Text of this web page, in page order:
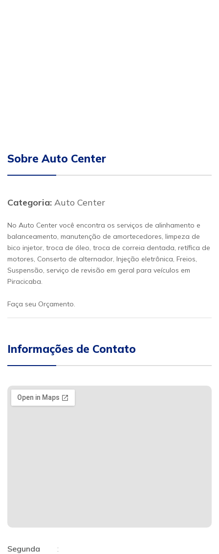
Sobre Auto Center
Categoria: Auto Center
No Auto Center você encontra os serviços de alinhamento e
balanceamento, manutenção de amortecedores, limpeza de
bico injetor, troca de óleo, troca de correia dentada, retífica de
motores, Conserto de alternador, Injeção eletrônica, Freios,
Suspensão, serviço de revisão em geral para veículos em
Piracicaba.
Faça seu Orçamento.
Informações de Contato
Segunda
: